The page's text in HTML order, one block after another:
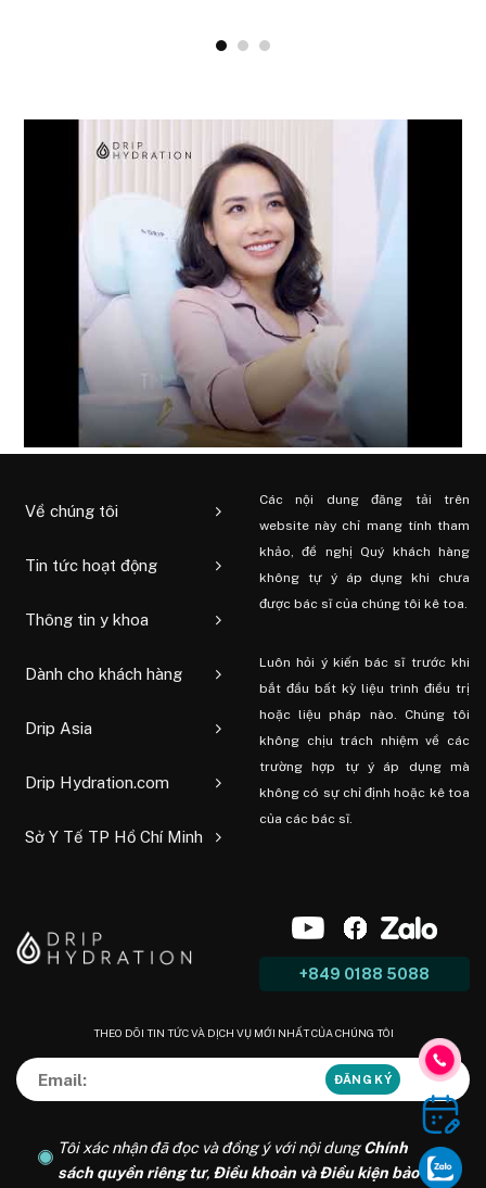
Về chúng tôi
Tin tức hoạt động
Thông tin y khoa
Dành cho khách hàng
Drip Asia
Drip Hydration.com
Sở Y Tế TP Hồ Chí Minh
Các nội dung đăng tải trên
website này chỉ mang tính tham
khảo, đề nghị Quý khách hàng
không tự ý áp dụng khi chưa
được bác sĩ của chúng tôi kê toa.
Luôn hỏi ý kiến ​​bác sĩ trước khi
bắt đầu bất kỳ liệu trình điều trị
hoặc liệu pháp nào. Chúng tôi
không chịu trách nhiệm về các
trường hợp tự ý áp dụng mà
không có sự chỉ định hoặc kê toa
của các bác sĩ.
+849 0188 5088
THEO DÕI TIN TỨC VÀ DỊCH VỤ MỚI NHẤT CỦA CHÚNG TÔI
Tôi xác nhận đã đọc và đồng ý với nội dungChính
sách quyền riêng tư, Điều khoản và Điều kiện bảo